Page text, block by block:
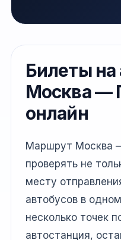
Билеты на
Москва —
онлайн
Маршрут Москва
проверять не
месту
автобусов в
несколько точек
автостанция,